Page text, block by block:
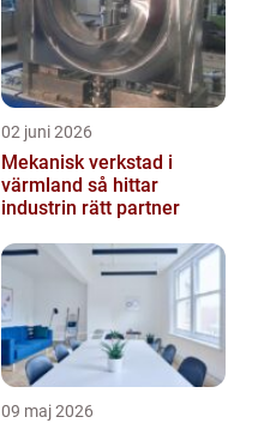
02 juni 2026
Mekanisk verkstad i
värmland så hittar
industrin rätt partner
09 maj 2026